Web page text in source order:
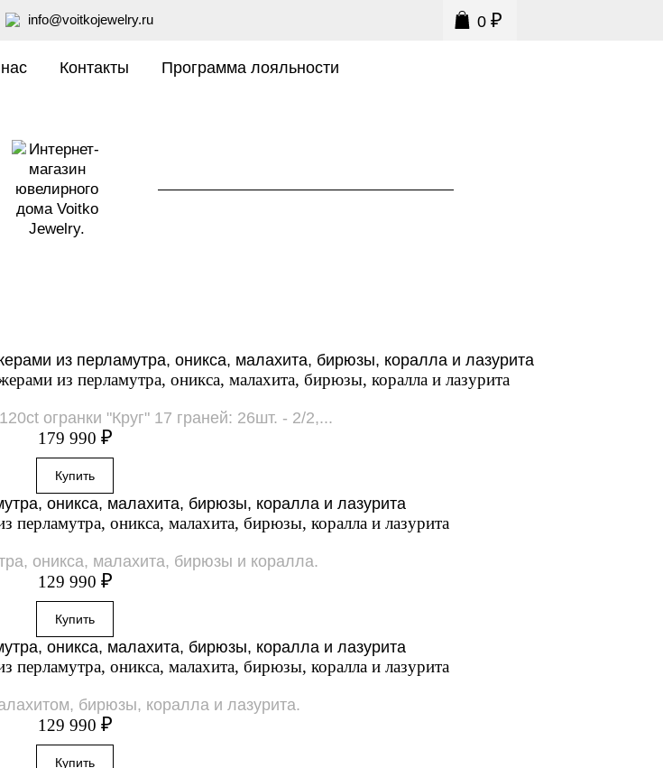
info@voitkojewelry.ru 0 ₽
Контакты Программа лояльности
из перламутра, оникса, малахита, бирюзы, коралла и лазурита
огранки "Круг" 17 граней: 26шт. - 2/2,...
179 990 ₽
перламутра, оникса, малахита, бирюзы, коралла и лазурита
оникса, малахита, бирюзы и коралла.
129 990 ₽
перламутра, оникса, малахита, бирюзы, коралла и лазурита
бирюзы, коралла и лазурита.
129 990 ₽